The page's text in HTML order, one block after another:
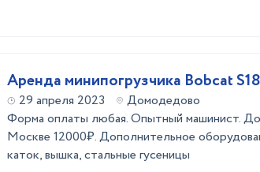
Аренда минипогрузчика Bobcat
29 апреля 2023
Домодедово
Форма оплаты любая. Опытный машинист.
Москве 12000₽. Дополнительное
каток, вышка, стальные гусеницы